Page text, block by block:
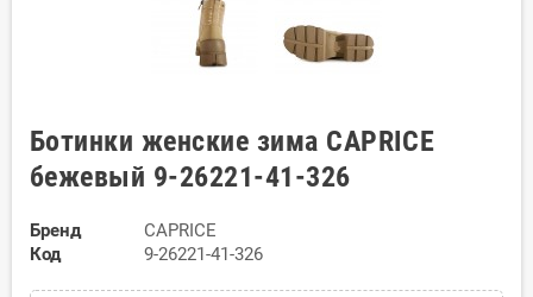
Ботинки женские зима CAPRICE
бежевый 9-26221-41-326
Бренд
CAPRICE
Код
9-26221-41-326